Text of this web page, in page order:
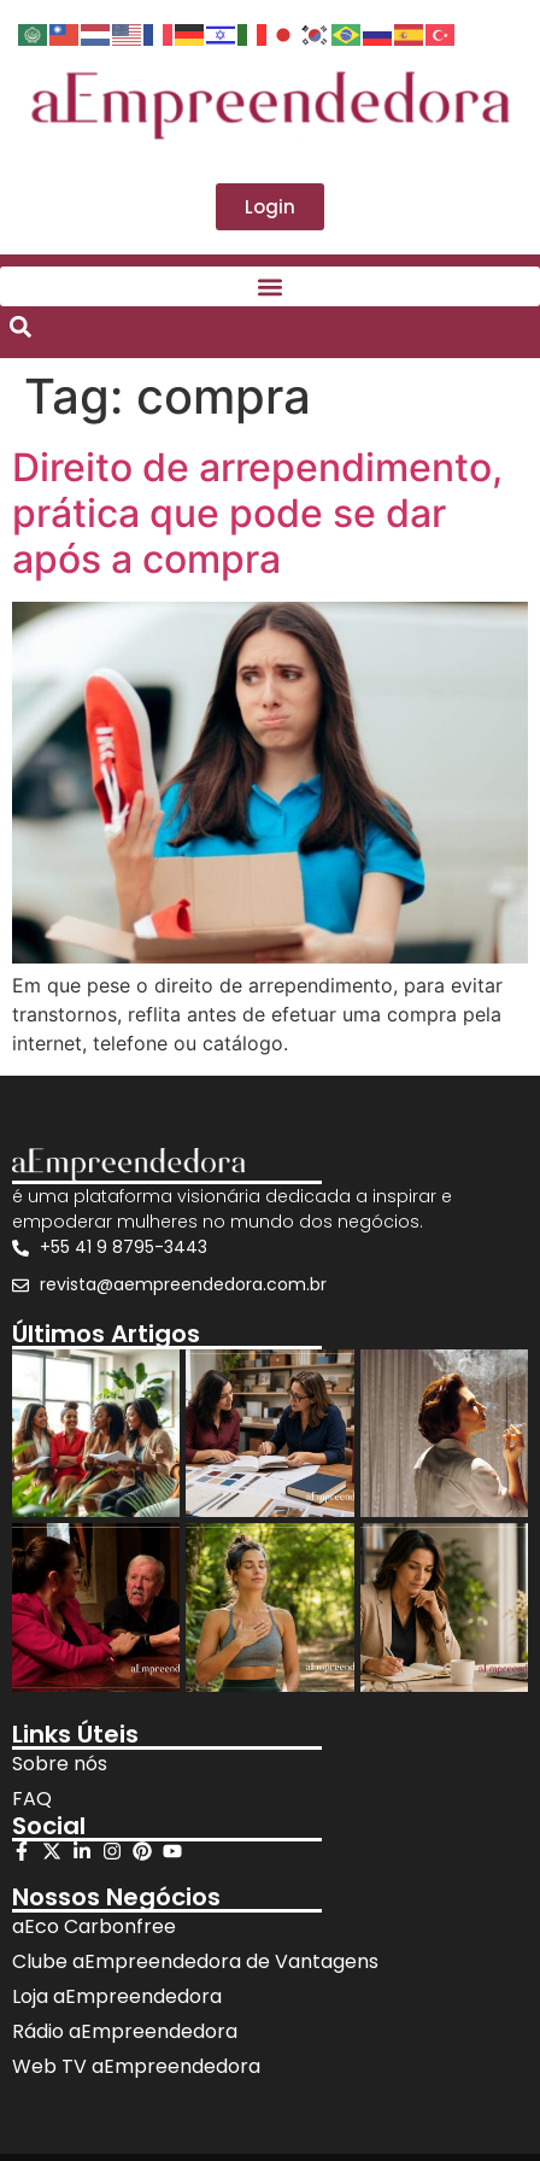
Login
Tag: compra
Direito de arrependimento,
prática que pode se dar
após a compra
Em que pese o direito de arrependimento, para evitar
transtornos, reflita antes de efetuar uma compra pela
internet, telefone ou catálogo.
é uma plataforma visionária dedicada a inspirar e
empoderar mulheres no mundo dos negócios.
+55 41 9 8795-3443
revista@aempreendedora.com.br
Últimos Artigos
Links Úteis
Sobre nós
FAQ
Social
Nossos Negócios
aEco Carbonfree
Clube aEmpreendedora de Vantagens
Loja aEmpreendedora
Rádio aEmpreendedora
Web TV aEmpreendedora